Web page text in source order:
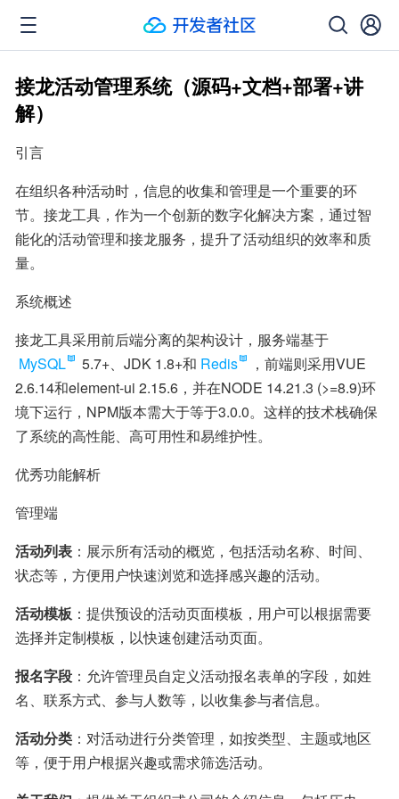
接龙活动管理系统（源码+文档+部署+讲
解）
引言
在组织各种活动时，信息的收集和管理是一个重要的环
节。接龙工具，作为一个创新的数字化解决方案，通过智
能化的活动管理和接龙服务，提升了活动组织的效率和质
量。
系统概述
接龙工具采用前后端分离的架构设计，服务端基于
MySQL
5.7+、JDK 1.8+和 Redis
，前端则采用VUE
2.6.14和element-ui 2.15.6，并在NODE 14.21.3 (>=8.9)环
境下运行，NPM版本需大于等于3.0.0。这样的技术栈确保
了系统的高性能、高可用性和易维护性。
优秀功能解析
管理端
活动列表 ：展示所有活动的概览，包括活动名称、时间、
状态等，方便用户快速浏览和选择感兴趣的活动。
活动模板 ：提供预设的活动页面模板，用户可以根据需要
选择并定制模板，以快速创建活动页面。
报名字段 ：允许管理员自定义活动报名表单的字段，如姓
名、联系方式、参与人数等，以收集参与者信息。
活动分类 ：对活动进行分类管理，如按类型、主题或地区
等，便于用户根据兴趣或需求筛选活动。